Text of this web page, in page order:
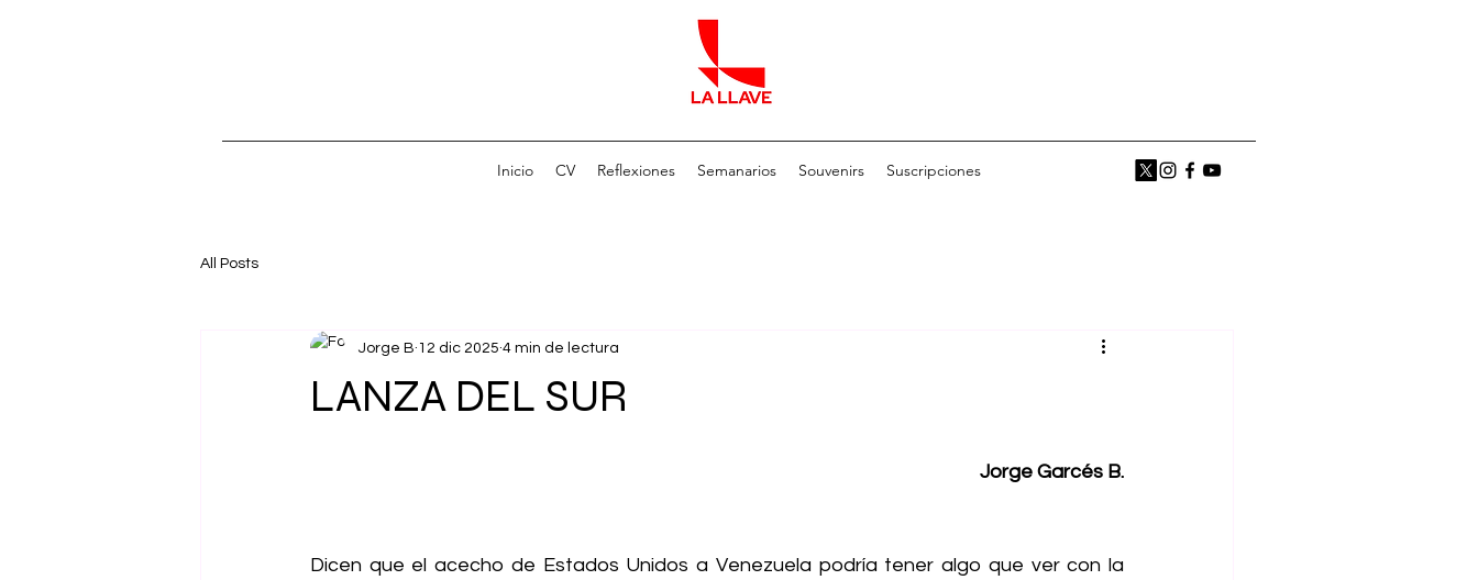
Inicio CV Reflexiones Semanarios Souvenirs Suscripciones
All Posts
LANZA DEL SUR
Jorge B 12 dic 2025 4 min de lectura
Jorge Garcés B.
Dicen que el acecho de Estados Unidos a Venezuela podría tener algo que ver con la